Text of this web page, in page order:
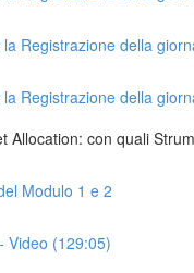
la Registrazione della
la Registrazione della
Allocation: con quali
Modulo 1 e 2
Video (129:05)